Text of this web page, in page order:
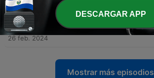
11 mar. 2024
51 - Madrid, siempre Madrid 🇪🇸
26 feb. 2024
Mostrar más episodios
DESCARGAR APP